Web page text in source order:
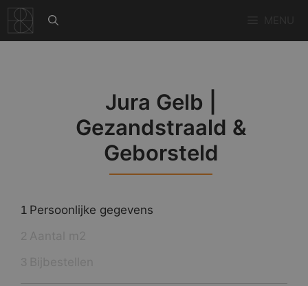
naar
de
Jura Gelb |
Gezandstraald &
Geborsteld
1 Persoonlijke gegevens